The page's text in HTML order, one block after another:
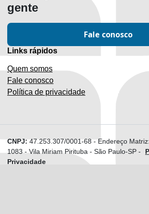
gente
Fale conosco
Links rápidos
Quem somos
Fale conosco
Política de privacidade
CNPJ:47.253.307/0001-68-Endereço
1083 - Vila Miriam Pirituba - São Paulo-SP -
Privacidade